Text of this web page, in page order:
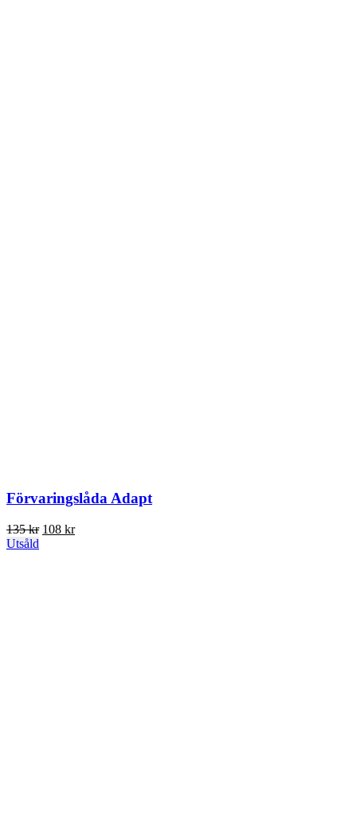
Förvaringslåda Adapt
135kr 108 kr
Utsåld